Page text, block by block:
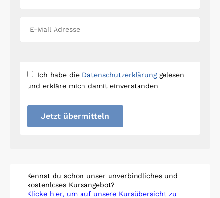
Ich habe die Datenschutzerklärunggelesen
und erkläre mich damit einverstanden
Jetzt übermitteln
Kennst du schon unser unverbindliches und
kostenloses Kursangebot?
Klicke hier, um auf unsere Kursübersicht zu